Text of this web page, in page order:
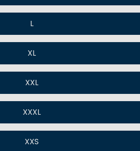
L
XL
XXL
XXXL
XXS